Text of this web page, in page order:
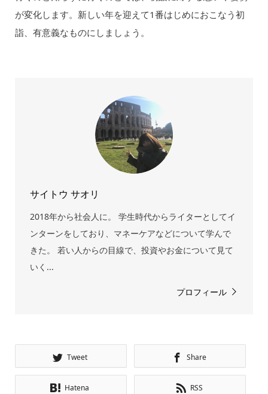
が変化します。新しい年を迎えて1番はじめにおこなう初
詣、有意義なものにしましょう。
サイトウ サオリ
2018年から社会人に。 学生時代からライターとしてイ
ンターンをしており、マネーケアなどについて学んで
きた。 若い人からの目線で、投資やお金について見て
いく...
プロフィール
Tweet Share
Hatena RSS